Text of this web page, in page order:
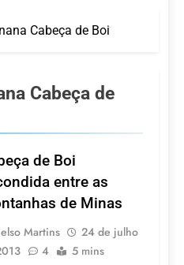
aeroportos da
Agosto De 2026
nos segmentos
lazer e corporativo
Agosto De 2026
com carreira
assume
do Wyndham
Paulo Ibirapuera
anuncia 42
na primeira fase
operação do
195-E2
retoma voos
entre Porto
e Montevidéu
dezembro
De Agosto De 2026
Cabeça de Boi
Cabeça de
de Boi
entre as
de Minas
Martins
24 de julho
4 5 mins